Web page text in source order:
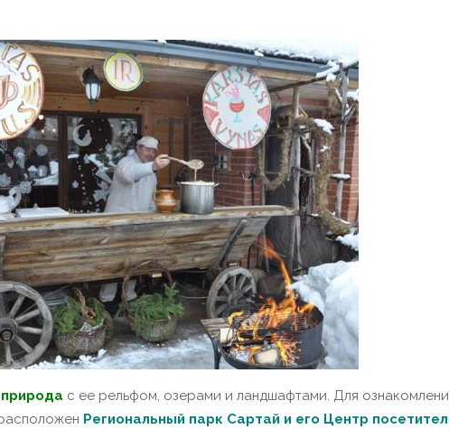
с ее рельфом, озерами и ландшафтами. Для
Региональный парк Сартай и его Центр